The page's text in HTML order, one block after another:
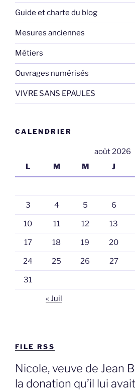
Guide et charte du blog
Mesures anciennes
Métiers
Ouvrages numérisés
VIVRE SANS EPAULES
CALENDRIER
août 2026
L
M M J
3 4 5 6
10 11 12 13
17 18 19 20
24 25 26 27
31
« Juil
FILE RSS
Nicole, veuve de Jean
la donation qu’il lui